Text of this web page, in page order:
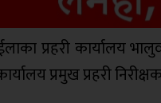
प्रहरी कार्यालय
प्रमुख प्रहरी